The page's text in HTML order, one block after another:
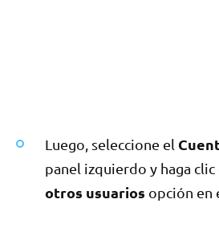
Luego, seleccione el
panel izquierdo y haga clic
otros usuarios opción en